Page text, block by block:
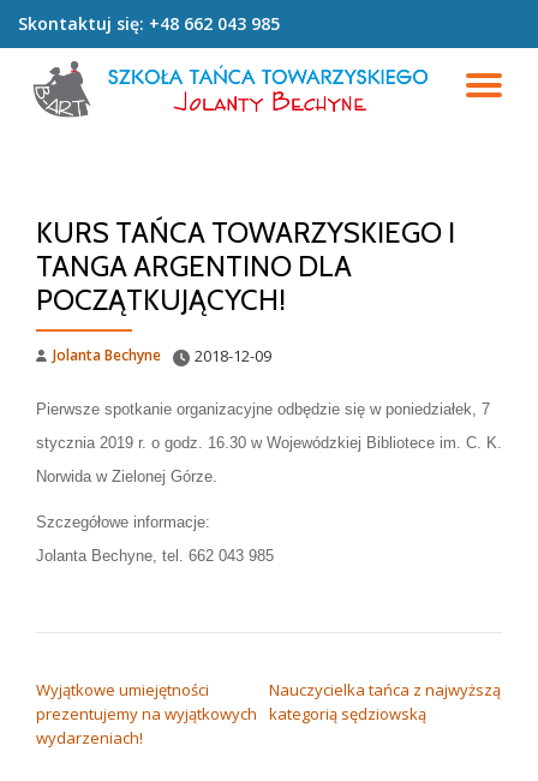
Przeskocz
treści
Skontaktuj się: +48 662 043 985
KURS TAŃCA TOWARZYSKIEGO I
TANGA ARGENTINO DLA
POCZĄTKUJĄCYCH!
Jolanta Bechyne 2018-12-09
Pierwsze spotkanie organizacyjne odbędzie się w poniedziałek, 7
stycznia 2019 r. o godz. 16.30 w Wojewódzkiej Bibliotece im. C. K.
Norwida w Zielonej Górze.
Szczegółowe informacje:
Jolanta Bechyne, tel. 662 043 985
Wyjątkowe umiejętności
prezentujemy na wyjątkowych
wydarzeniach!
Nauczycielka tańca z najwyższą
kategorią sędziowską